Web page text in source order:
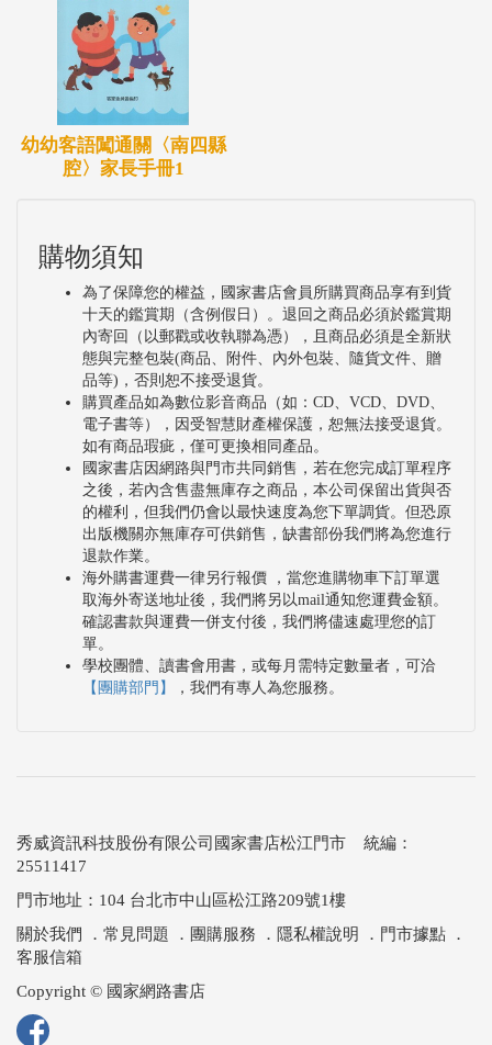
幼幼客語闖通關〈南四縣
腔〉家長手冊1
購物須知
為了保障您的權益，國家書店會員所購買商品享有到貨
十天的鑑賞期（含例假日）。退回之商品必須於鑑賞期
內寄回（以郵戳或收執聯為憑），且商品必須是全新狀
態與完整包裝(商品、附件、內外包裝、隨貨文件、贈
品等)，否則恕不接受退貨。
購買產品如為數位影音商品（如：CD、VCD、DVD、
電子書等），因受智慧財產權保護，恕無法接受退貨。
如有商品瑕疵，僅可更換相同產品。
國家書店因網路與門市共同銷售，若在您完成訂單程序
之後，若內含售盡無庫存之商品，本公司保留出貨與否
的權利，但我們仍會以最快速度為您下單調貨。但恐原
出版機關亦無庫存可供銷售，缺書部份我們將為您進行
退款作業。
海外購書運費一律另行報價 ，當您進購物車下訂單選
取海外寄送地址後，我們將另以mail通知您運費金額。
確認書款與運費一併支付後，我們將儘速處理您的訂
單。
學校團體、讀書會用書，或每月需特定數量者，可洽
【團購部門】
，我們有專人為您服務。
秀威資訊科技股份有限公司國家書店松江門市 統編：
25511417
門市地址：104 台北市中山區松江路209號1樓
關於我們
． 常見問題 ． 團購服務 ． 隱私權說明 ． 門市據點 ．
客服信箱
Copyright © 國家網路書店